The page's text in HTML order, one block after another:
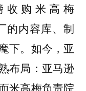
收购米高梅
的内容库、制
下。如今，亚
布局：亚马逊
米高梅负责院